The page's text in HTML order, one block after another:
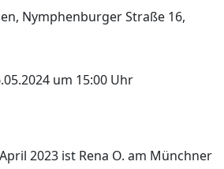
Nymphenburger Straße 16,
um 15:00 Uhr
2023 ist Rena O. am Münchner